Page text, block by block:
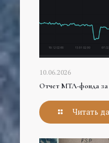
10.06.2026
Отчет МТЛ-фонда за
Читать